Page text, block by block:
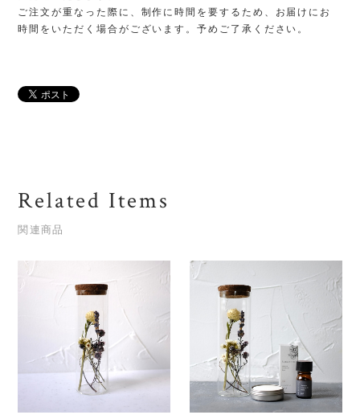
ご注文が重なった際に、制作に時間を要するため、お届けにお
時間をいただく場合がございます。予めご了承ください。
Related Items
関連商品